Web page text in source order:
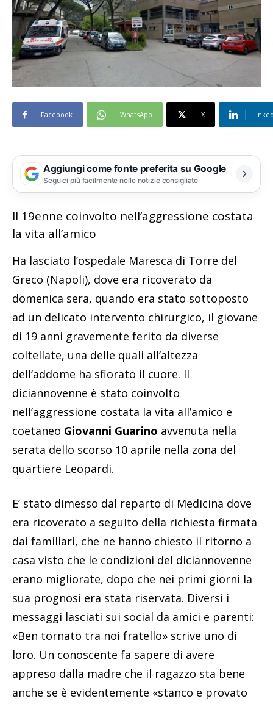
Facebook WhatsApp X
Aggiungi come fonte preferita su Google
Seguici più facilmente nelle notizie consigliate
Il 19enne coinvolto nell’aggressione costata
la vita all’amico
Ha lasciato l’ospedale Maresca di Torre del
Greco (Napoli), dove era ricoverato da
domenica sera, quando era stato sottoposto
ad un delicato intervento chirurgico, il giovane
di 19 anni gravemente ferito da diverse
coltellate, una delle quali all’altezza
dell’addome ha sfiorato il cuore. Il
diciannovenne è stato coinvolto
nell’aggressione costata la vita all’amico e
coetaneo Giovanni Guarino avvenuta nella
serata dello scorso 10 aprile nella zona del
quartiere Leopardi.
E’ stato dimesso dal reparto di Medicina dove
era ricoverato a seguito della richiesta firmata
dai familiari, che ne hanno chiesto il ritorno a
casa visto che le condizioni del diciannovenne
erano migliorate, dopo che nei primi giorni la
sua prognosi era stata riservata. Diversi i
messaggi lasciati sui social da amici e parenti:
«Ben tornato tra noi fratello» scrive uno di
loro. Un conoscente fa sapere di avere
appreso dalla madre che il ragazzo sta bene
anche se è evidentemente «stanco e provato